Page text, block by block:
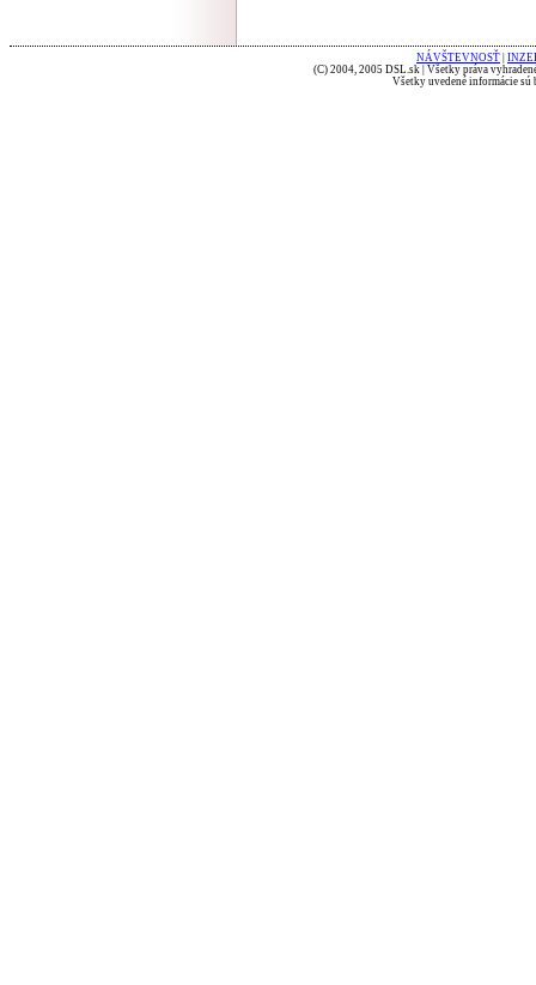
NÁVŠTEVNOSŤ
(C) 2004, 2005 DSL.sk | Všetky práva
Všetky uvedené informácie sú